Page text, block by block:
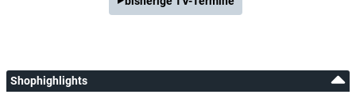
Shophighlights